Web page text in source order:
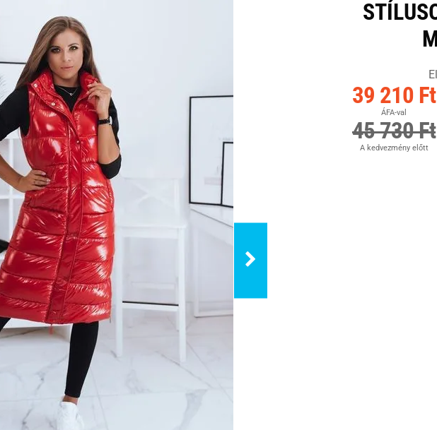
39 210 Ft
ÁFA-val
45 730 Ft
A kedvezmény előtt